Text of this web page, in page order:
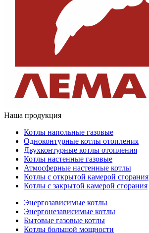
Наша продукция
Котлы напольные газовые
Одноконтурные котлы отопления
Двухконтурные котлы отопления
Котлы настенные газовые
Атмосферные настенные котлы
Котлы с открытой камерой сгорания
Котлы с закрытой камерой сгорания
Энергозависимые котлы
Энергонезависимые котлы
Бытовые газовые котлы
Котлы большой мощности